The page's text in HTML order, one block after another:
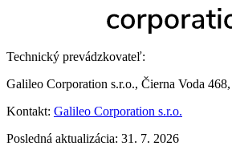
Technický prevádzkovateľ:
Galileo Corporation s.r.o., Čierna Voda
Kontakt: Galileo Corporation s.r.o.
Posledná aktualizácia: 31. 7. 2026